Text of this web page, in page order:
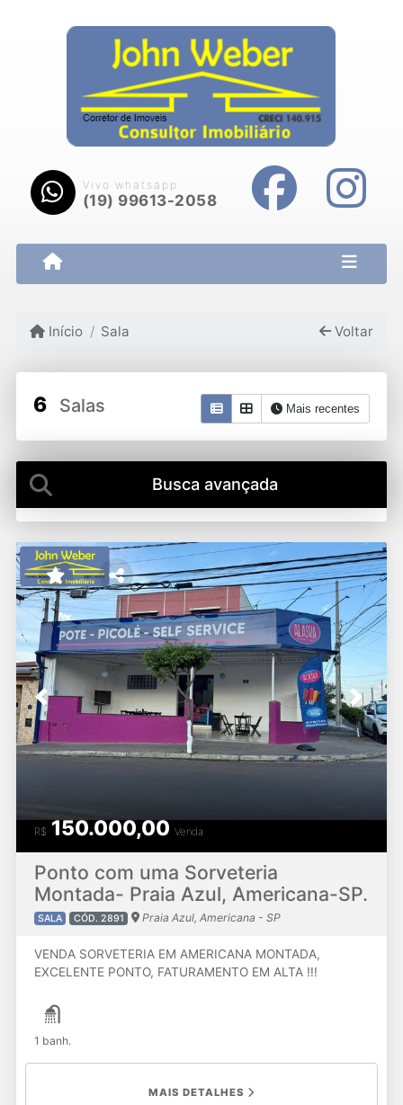
Vivo whatsapp
(19) 99613-2058
Início Sala Voltar
6 Salas Mais recentes
Busca avançada
Ponto com uma Sorveteria
Montada- Praia Azul, Americana-SP.
SALA CÓD. 2891 Praia Azul, Americana - SP
Previous Next
R$150.000,00Venda
VENDA SORVETERIA EM AMERICANA MONTADA,
EXCELENTE PONTO, FATURAMENTO EM ALTA !!!
visita e venha conhecer o imóvel.
1 banh.
MAIS DETALHES